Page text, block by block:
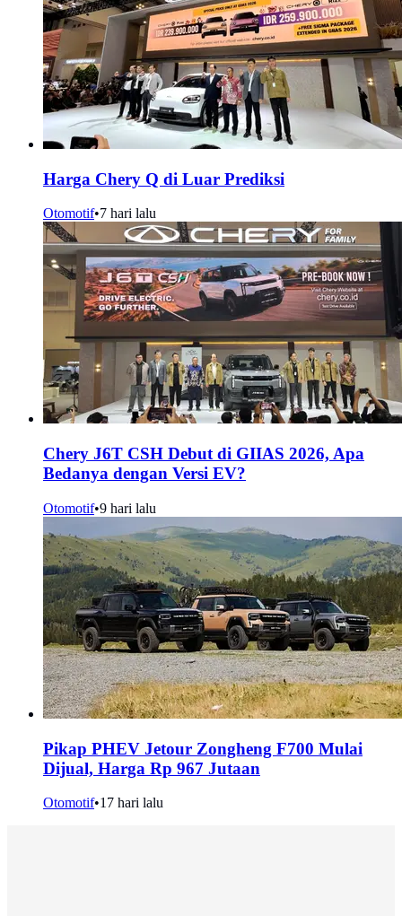
Harga Chery Q di Luar Prediksi
Otomotif•7 hari lalu
Chery J6T CSH Debut di GIIAS 2026, Apa
Bedanya dengan Versi EV?
Otomotif•9 hari lalu
Pikap PHEV Jetour Zongheng F700 Mulai
Dijual, Harga Rp 967 Jutaan
Otomotif•17 hari lalu